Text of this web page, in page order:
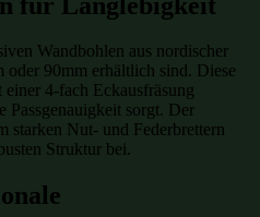
Wandbohlen aus nordischer
oder 90mm erhältlich sind. Diese
4-fach Eckausfräsung
Passgenauigkeit sorgt. Der
starken Nut- und Federbrettern
Struktur bei.